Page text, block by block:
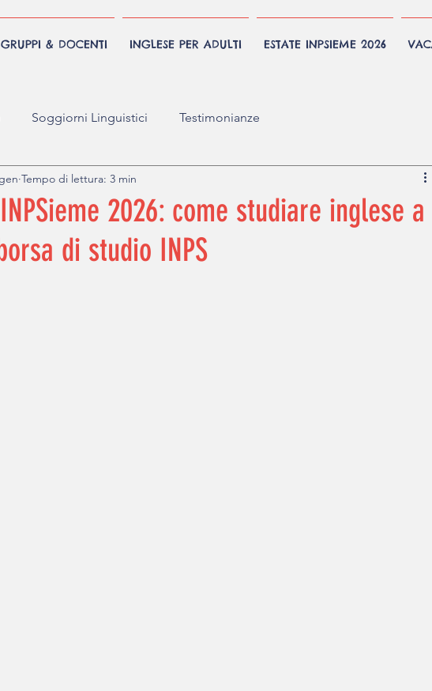
GRUPPI & DOCENTI INGLESE PER ADULTI ESTATE INPSIEME 2026
Soggiorni Linguistici Testimonianze
2026: come studiare inglese a
di studio INPS
Tempo di lettura: 3 min